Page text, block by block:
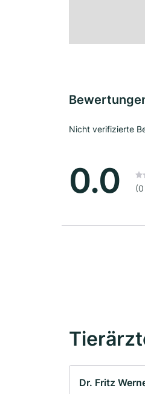
Nicht verifizierte
0.0
Dr. Fritz